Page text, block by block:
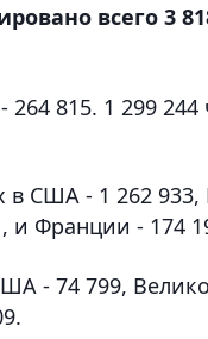
всего 3
264 815. 1 299
США - 1 262
и Франции - 174
- 74 799,